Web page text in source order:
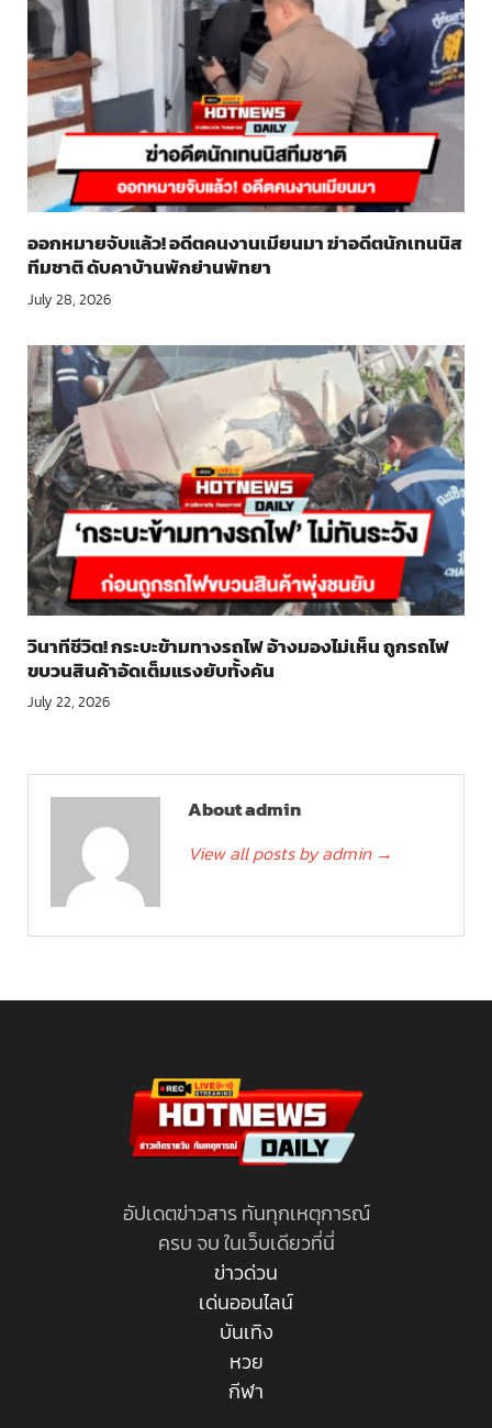
ออกหมายจับแล้ว! อดีตคนงานเมียนมา ฆ่าอดีตนักเทนนิส
ทีมชาติ ดับคาบ้านพักย่านพัทยา
July 28, 2026
วินาทีชีวิต! กระบะข้ามทางรถไฟ อ้างมองไม่เห็น ถูกรถไฟ
ขบวนสินค้าอัดเต็มแรงยับทั้งคัน
July 22, 2026
About admin
View all posts by admin →
อัปเดตข่าวสาร ทันทุกเหตุการณ์
ครบ จบ ในเว็บเดียวที่นี่
ข่าวด่วน
เด่นออนไลน์
บันเทิง
หวย
กีฬา